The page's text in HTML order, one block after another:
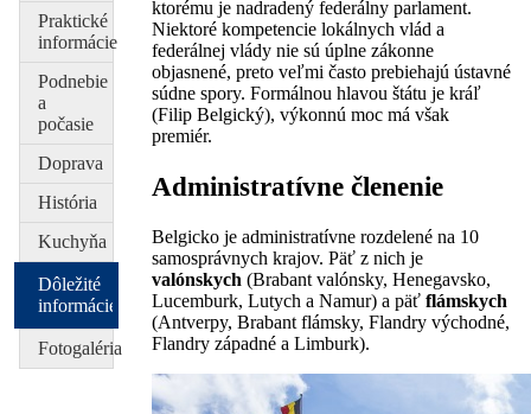
Praktické
informácie
Podnebie
a
počasie
Doprava
História
Kuchyňa
Dôležité
informácie
Fotogaléria
ktorému je nadradený federálny parlament.
Niektoré kompetencie lokálnych vlád a
federálnej vlády nie sú úplne zákonne
objasnené, preto veľmi často prebiehajú ústavné
súdne spory. Formálnou hlavou štátu je kráľ
(Filip Belgický), výkonnú moc má však
premiér.
Administratívne členenie
Belgicko je administratívne rozdelené na 10
samosprávnych krajov. Päť z nich je
valónskych (Brabant valónsky, Henegavsko,
Lucemburk, Lutych a Namur) a päť flámskych
(Antverpy, Brabant flámsky, Flandry východné,
Flandry západné a Limburk).